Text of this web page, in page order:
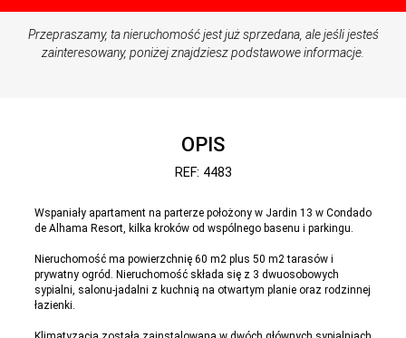
Przepraszamy, ta nieruchomość jest już sprzedana, ale jeśli jesteś
zainteresowany, poniżej znajdziesz podstawowe informacje.
OPIS
REF: 4483
Wspaniały apartament na parterze położony w Jardin 13 w Condado
de Alhama Resort, kilka kroków od wspólnego basenu i parkingu.
Nieruchomość ma powierzchnię 60 m2 plus 50 m2 tarasów i
prywatny ogród. Nieruchomość składa się z 3 dwuosobowych
sypialni, salonu-jadalni z kuchnią na otwartym planie oraz rodzinnej
łazienki.